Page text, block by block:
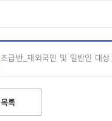
초급반_재외국민 및 일반인 대
목록